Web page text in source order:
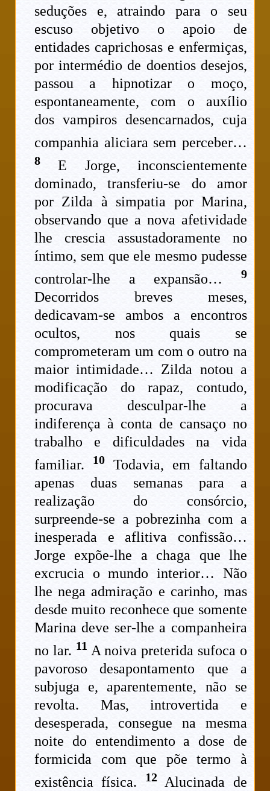
seduções e, atraindo para o seu
escuso objetivo o apoio de
entidades caprichosas e enfermiças,
por intermédio de doentios desejos,
passou a hipnotizar o moço,
espontaneamente, com o auxílio
dos vampiros desencarnados, cuja
companhia aliciara sem perceber…
8 E Jorge, inconscientemente
dominado, transferiu-se do amor
por Zilda à simpatia por Marina,
observando que a nova afetividade
lhe crescia assustadoramente no
íntimo, sem que ele mesmo pudesse
controlar-lhe a expansão… 9
Decorridos breves meses,
dedicavam-se ambos a encontros
ocultos, nos quais se
comprometeram um com o outro na
maior intimidade… Zilda notou a
modificação do rapaz, contudo,
procurava desculpar-lhe a
indiferença à conta de cansaço no
trabalho e dificuldades na vida
familiar.
10Todavia, em faltando
apenas duas semanas para a
realização do consórcio,
surpreende-se a pobrezinha com a
inesperada e aflitiva confissão…
Jorge expõe-lhe a chaga que lhe
excrucia o mundo interior… Não
lhe nega admiração e carinho, mas
desde muito reconhece que somente
Marina deve ser-lhe a companheira
no lar. 11 A noiva preterida sufoca o
pavoroso desapontamento que a
subjuga e, aparentemente, não se
revolta. Mas, introvertida e
desesperada, consegue na mesma
noite do entendimento a dose de
formicida com que põe termo à
existência física.
12Alucinada de